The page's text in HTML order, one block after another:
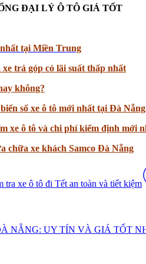
ĐẠI LÝ Ô TÔ GIÁ TỐT
tại Miền Trung
trả góp có lãi suất thấp nhất
không?
số xe ô tô mới nhất tại Đà Nẵng
xe ô tô và chi phí kiểm định mới
chữa xe khách Samco Đà Nẵng
tra xe ô tô đi Tết an toàn và tiết kiệm
NẴNG: UY TÍN VÀ GIÁ TỐT